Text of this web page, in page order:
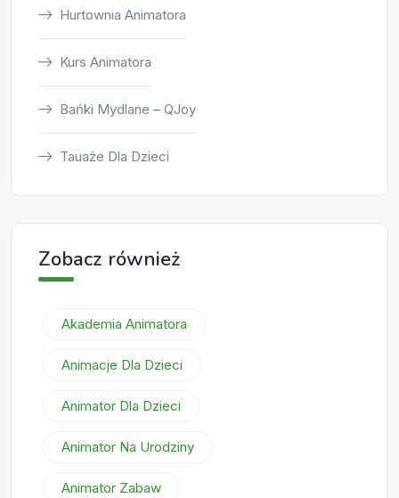
Hurtownia Animatora
Kurs Animatora
Bańki Mydlane – QJoy
Tauaże Dla Dzieci
Zobacz również
Akademia Animatora
Animacje Dla Dzieci
Animator Dla Dzieci
Animator Na Urodziny
Animator Zabaw